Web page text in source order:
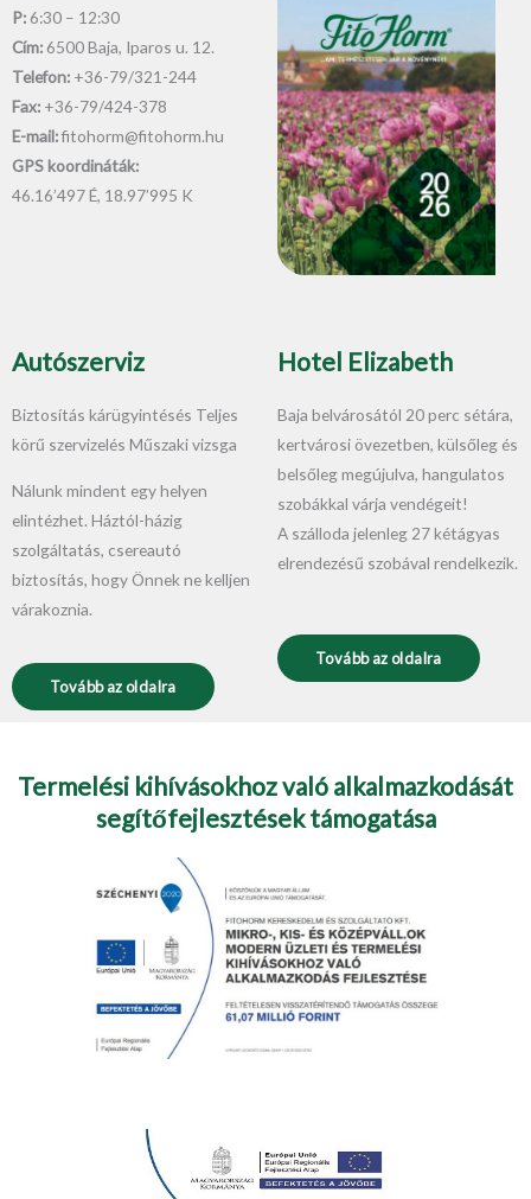
P: 6:30 – 12:30
Cím: 6500 Baja, Iparos u. 12.
Telefon: +36-79/321-244
Fax: +36-79/424-378
E-mail:fitohorm@fitohorm.hu
GPS koordináták:
46.16’497 É, 18.97’995 K
Autószerviz
Biztosítás kárügyintésés Teljes
körű szervizelés Műszaki vizsga
Nálunk mindent egy helyen
elintézhet. Háztól-házig
szolgáltatás, csereautó
biztosítás, hogy Önnek ne kelljen
várakoznia.
Tovább az oldalra
Hotel Elizabeth
Baja belvárosától 20 perc sétára,
kertvárosi övezetben, külsőleg és
belsőleg megújulva, hangulatos
szobákkal várja vendégeit!
A szálloda jelenleg 27 kétágyas
elrendezésű szobával rendelkezik.
Tovább az oldalra
Termelési kihívásokhoz való alkalmazkodását
segítőfejlesztések támogatása